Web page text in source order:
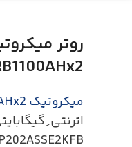
روتر
میکروتیک RB1100AHx2 روتر
اترنتی